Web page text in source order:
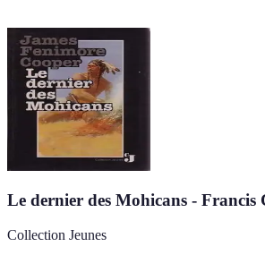
Le dernier des Mohicans - Francis
Collection Jeunes